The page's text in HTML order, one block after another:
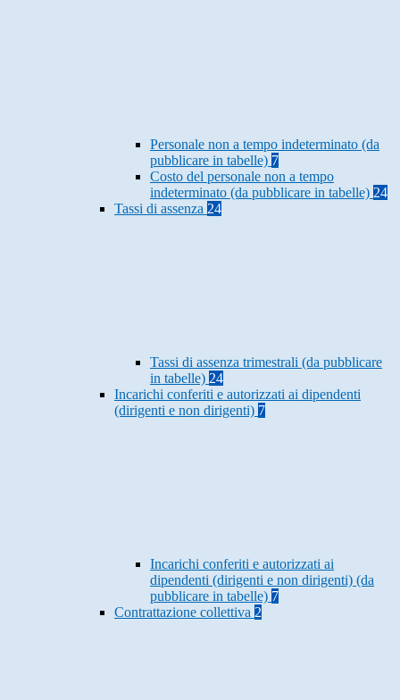
Personale non a tempo indeterminato (da
pubblicare in tabelle) 7
Costo del personale non a tempo
indeterminato (da pubblicare in tabelle) 24
Tassi di assenza 24
Tassi di assenza trimestrali (da pubblicare
in tabelle) 24
Incarichi conferiti e autorizzati ai dipendenti
(dirigenti e non dirigenti) 7
Incarichi conferiti e autorizzati ai
dipendenti (dirigenti e non dirigenti) (da
pubblicare in tabelle) 7
Contrattazione collettiva 2